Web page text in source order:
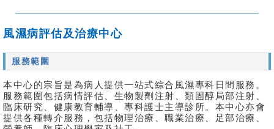
風濕病評估及治療中心
服務範圍
本中心的宗旨是為病人提供一站式綜合風濕專科日間服務。
服務範圍包括病情評估、生物製劑注射、類固醇局部注射、
臨床研究、健康教育輔導、專科護士主導診所。本中心亦會
提供各種轉介服務，包括物理治療、職業治療、足部治療、